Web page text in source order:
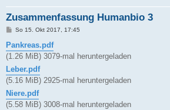
Zusammenfassung Humanbio 3
B
i
t
r
g
So 15. Okt 2017, 17:45
Pankreas.pdf
(1.26 MiB) 3079-mal heruntergeladen
Leber.pdf
(5.16 MiB) 2925-mal heruntergeladen
Niere.pdf
(5.58 MiB) 3008-mal heruntergeladen